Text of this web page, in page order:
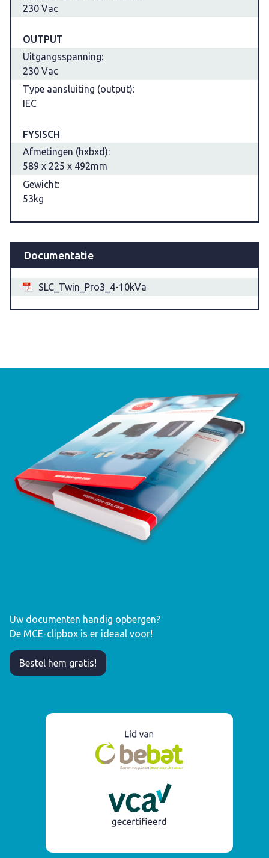
230 Vac
OUTPUT
Uitgangsspanning:
230 Vac
Type aansluiting (output):
IEC
FYSISCH
Afmetingen (hxbxd):
589 x 225 x 492mm
Gewicht:
53kg
Documentatie
SLC_Twin_Pro3_4-10kVa
Uw documenten handig opbergen?
De MCE-clipbox is er ideaal voor!
Bestel hem gratis!